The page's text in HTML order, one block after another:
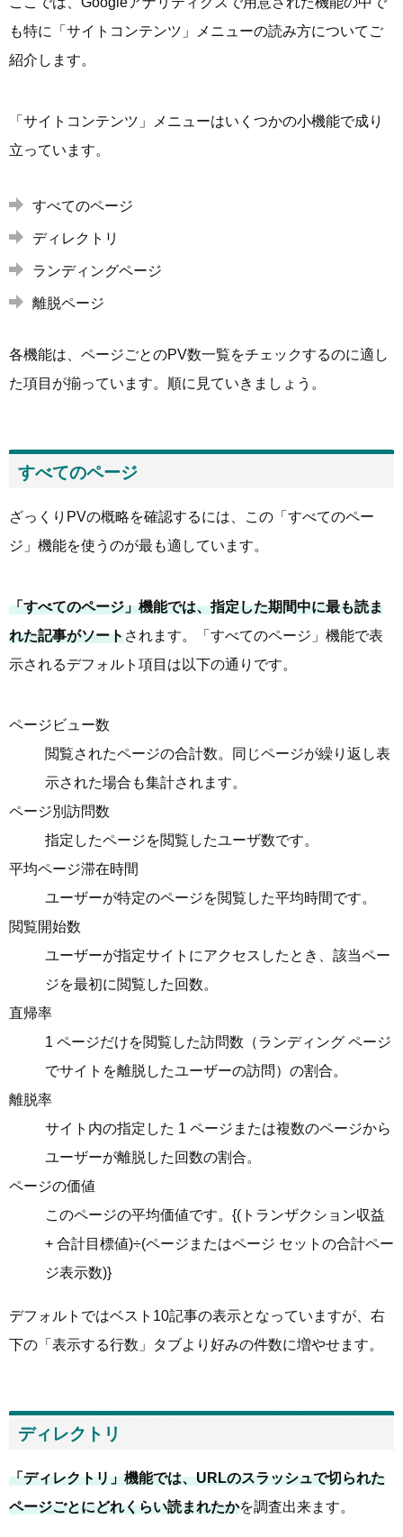
も特に「サイトコンテンツ」メニューの読み方についてご
紹介します。
「サイトコンテンツ」メニューはいくつかの小機能で成り
立っています。
すべてのページ
ディレクトリ
ランディングページ
離脱ページ
各機能は、ページごとのPV数一覧をチェックするのに適し
た項目が揃っています。順に見ていきましょう。
すべてのページ
ざっくりPVの概略を確認するには、この「すべてのペー
ジ」機能を使うのが最も適しています。
「すべてのページ」機能では、指定した期間中に最も読ま
れた記事がソートされます。「すべてのページ」機能で表
示されるデフォルト項目は以下の通りです。
ページビュー数
閲覧されたページの合計数。同じページが繰り返し表
示された場合も集計されます。
ページ別訪問数
指定したページを閲覧したユーザ数です。
平均ページ滞在時間
ユーザーが特定のページを閲覧した平均時間です。
閲覧開始数
ユーザーが指定サイトにアクセスしたとき、該当ペー
ジを最初に閲覧した回数。
直帰率
1 ページだけを閲覧した訪問数（ランディング ページ
でサイトを離脱したユーザーの訪問）の割合。
離脱率
サイト内の指定した 1 ページまたは複数のページから
ユーザーが離脱した回数の割合。
ページの価値
このページの平均価値です。{(トランザクション収益
+ 合計目標値)÷(ページまたはページ セットの合計ペー
ジ表示数)}
デフォルトではベスト10記事の表示となっていますが、右
下の「表示する行数」タブより好みの件数に増やせます。
ディレクトリ
「ディレクトリ」機能では、URLのスラッシュで切られた
ページごとにどれくらい読まれたかを調査出来ます。